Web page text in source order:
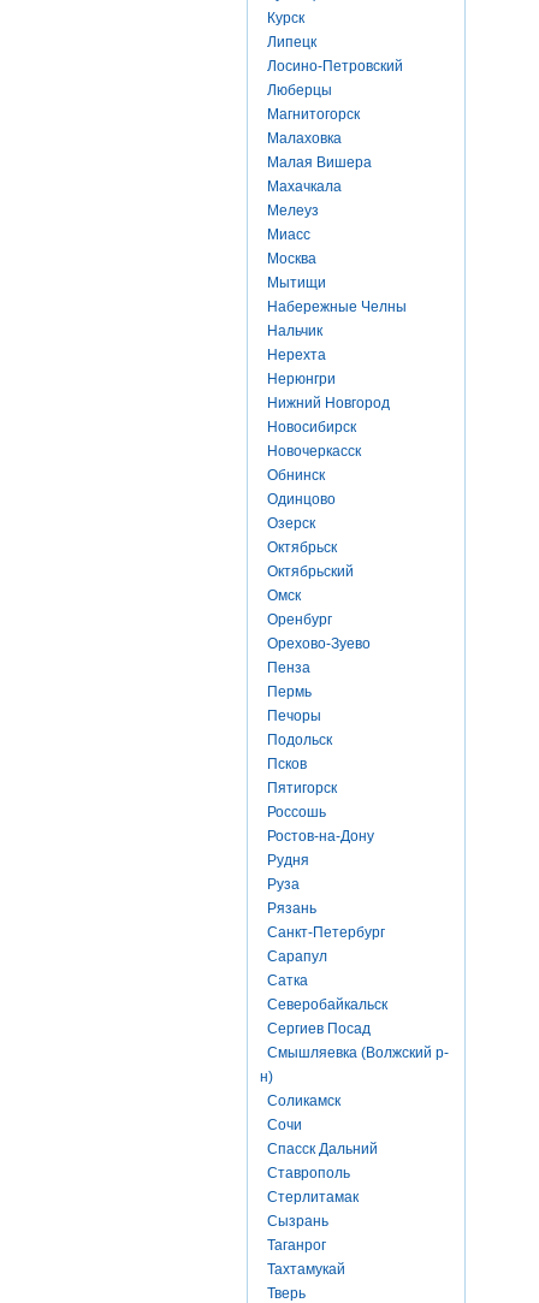
Курск
Липецк
Лосино-Петровский
Люберцы
Магнитогорск
Малаховка
Малая Вишера
Махачкала
Мелеуз
Миасс
Москва
Мытищи
Набережные Челны
Нальчик
Нерехта
Нерюнгри
Нижний Новгород
Новосибирск
Новочеркасск
Обнинск
Одинцово
Озерск
Октябрьск
Октябрьский
Омск
Оренбург
Орехово-Зуево
Пенза
Пермь
Печоры
Подольск
Псков
Пятигорск
Россошь
Ростов-на-Дону
Рудня
Руза
Рязань
Санкт-Петербург
Сарапул
Сатка
Северобайкальск
Сергиев Посад
Смышляевка (Волжский р-
н)
Соликамск
Сочи
Спасск Дальний
Ставрополь
Стерлитамак
Сызрань
Таганрог
Тахтамукай
Тверь